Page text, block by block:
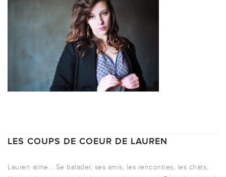
LES COUPS DE COEUR DE LAUREN
Lauren aime... Se balader, ses amis, les rencontres, les chats,